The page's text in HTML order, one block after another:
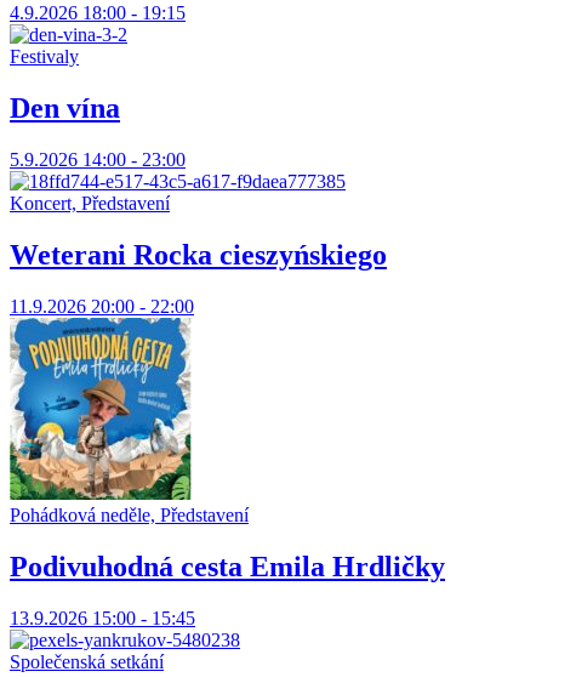
4.9.2026 18:00 - 19:15
Festivaly
Den vína
5.9.2026 14:00 - 23:00
Koncert, Představení
Weterani Rocka cieszyńskiego
11.9.2026 20:00 - 22:00
Pohádková neděle, Představení
Podivuhodná cesta Emila Hrdličky
13.9.2026 15:00 - 15:45
Společenská setkání